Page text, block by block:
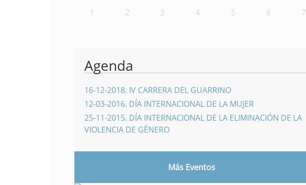
1 2 3 4 5 6 7
Agenda
16-12-2018. IV CARRERA DEL GUARRINO
12-03-2016. DÍA INTERNACIONAL DE LA MUJER
25-11-2015. DÍA INTERNACIONAL DE LA ELIMINACIÓN DE LA
VIOLENCIA DE GÉNERO
Más Eventos